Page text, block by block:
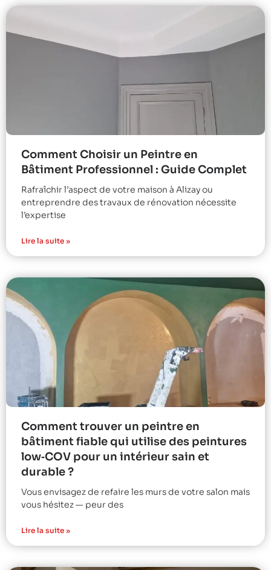
Comment Choisir un Peintre en
Bâtiment Professionnel : Guide Complet
Rafraîchir l’aspect de votre maison à Alizay ou
entreprendre des travaux de rénovation nécessite
l’expertise
Lire la suite »
Comment trouver un peintre en
bâtiment fiable qui utilise des peintures
low‑COV pour un intérieur sain et
durable ?
Vous envisagez de refaire les murs de votre salon mais
vous hésitez — peur des
Lire la suite »